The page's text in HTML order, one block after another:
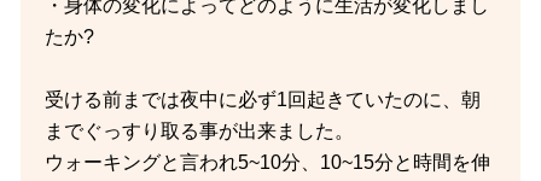
・身体の変化によってどのように生活が変化しまし
たか?
受ける前までは夜中に必ず1回起きていたのに、朝
までぐっすり取る事が出来ました。
ウォーキングと言われ5~10分、10~15分と時間を伸